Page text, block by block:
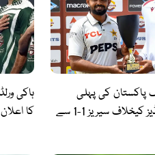
پاکستان کی پہلی
ٹیسٹ فتح، ویسٹ انڈیز کیخلاف سیریز 1-1 سے
کا اعلان